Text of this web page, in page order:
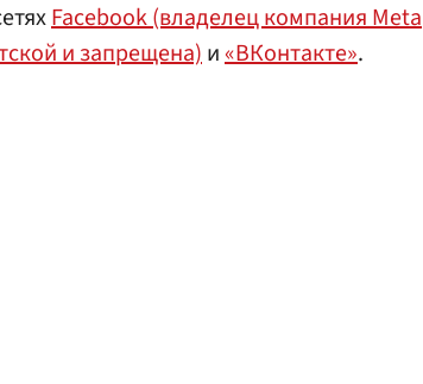
Facebook (владелец компания Meta
и запрещена)и«ВКонтакте».